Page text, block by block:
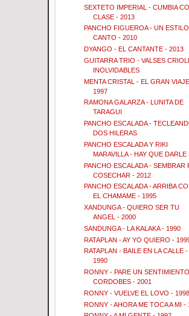
SEXTETO IMPERIAL - CUMBIA
CLASE - 2013
PANCHO FIGUEROA - UN
CANTO - 2010
DYANGO - EL CANTANTE - 2013
GUITARRA TRIO - VALSES
INOLVIDABLES
MENTA CRISTAL - EL GRAN
1997
RAMONA GALARZA - LUNITA DE
TARAGUI
PANCHO ESCALADA -
DOS HILERAS
PANCHO ESCALADA Y RIKI
MARAVILLA - HAY QUE DARLE
PANCHO ESCALADA - SEMBRAR
COSECHAR - 2012
PANCHO ESCALADA - ARRIBA
EL CHAMAME - 1995
XANDUNGA - QUIERO SER TU
ANGEL - 2000
SANDUNGA - LA KALAKA - 1990
RATAPLAN - AY YO QUIERO -
RATAPLAN - BAILE EN LA CALLE -
1990
RONNY - PARE UN SENTIMIENTO
CORDOBES - 2001
RONNY - VUELVE EL LOVO - 1998
RONNY - AHORA ME TOCA A MI -